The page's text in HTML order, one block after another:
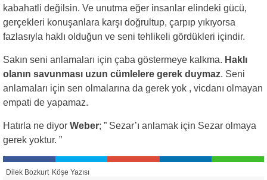
kabahatli değilsin. Ve unutma eğer insanlar elindeki gücü,
gerçekleri konuşanlara karşı doğrultup, çarpıp yıkıyorsa
fazlasıyla haklı olduğun ve seni tehlikeli gördükleri içindir.
Sakın seni anlamaları için çaba göstermeye kalkma. Haklı
olanın savunması uzun cümlelere gerek duymaz. Seni
anlamaları için sen olmalarına da gerek yok , vicdanı olmayan
empati de yapamaz.
Hatırla ne diyor Weber; ” Sezar’ı anlamak için Sezar olmaya
gerek yoktur. ”
Dilek Bozkurt Köşe Yazısı